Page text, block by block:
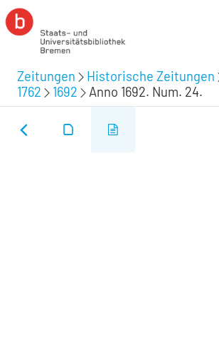
Zeitungen Historische Zeitungen
1762
1692 Anno 1692. Num. 24.